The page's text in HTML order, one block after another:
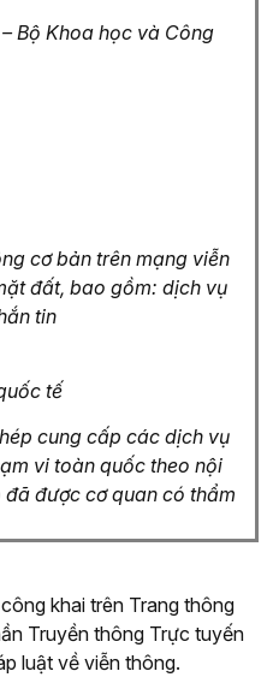
Bộ Khoa học và Công
cơ bản trên mạng viễn
đất, bao gồm: dịch vụ
tin
tế
cung cấp các dịch vụ
vi toàn quốc theo nội
được cơ quan có thẩm
khai trên Trang thông
Truyền thông Trực tuyến
luật về viễn thông.